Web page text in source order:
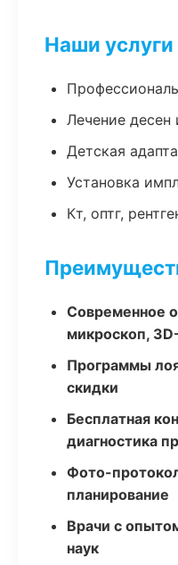
Наши услуги
Лечение десен
Детская
Установка
Кт, оптг,
Современное
микроскоп,
Программы
скидки
Бесплатная
диагностика
Фото-
планирование
Врачи с
наук